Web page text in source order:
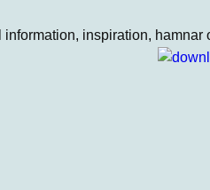
inspiration,